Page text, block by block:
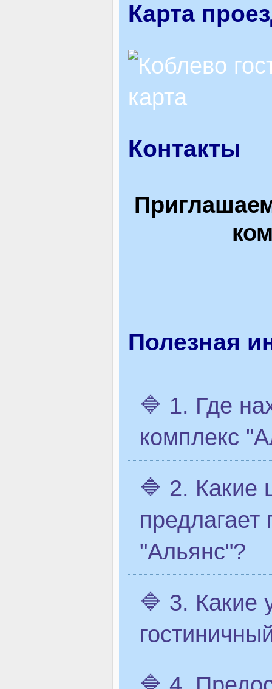
Карта
Контакты
Полезная
🔷 1. Где
комплекс
🔷 2. Какие
предлагает
"Альянс"?
🔷 3. Какие